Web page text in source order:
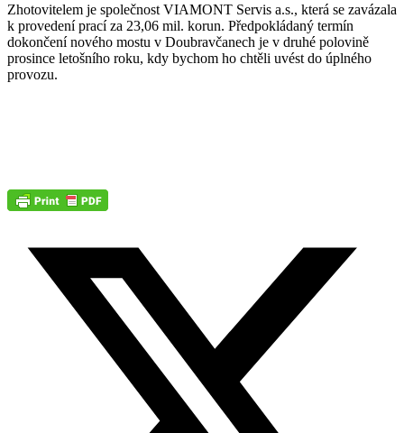
Zhotovitelem je společnost VIAMONT Servis a.s., která se zavázala
k provedení prací za 23,06 mil. korun. Předpokládaný termín
dokončení nového mostu v Doubravčanech je v druhé polovině
prosince letošního roku, kdy bychom ho chtěli uvést do úplného
provozu.